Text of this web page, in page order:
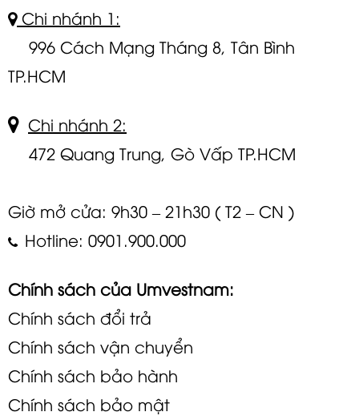
Chi nhánh 1:
996 Cách Mạng Tháng 8, Tân Bình
TP.HCM
Chi nhánh 2:
472 Quang Trung, Gò Vấp TP.HCM
Giờ mở cửa: 9h30 – 21h30 ( T2 – CN )
Hotline: 0901.900.000
Chính sách của Umvestnam:
Chính sách đổi trả
Chính sách vận chuyển
Chính sách bảo hành
Chính sách bảo mật